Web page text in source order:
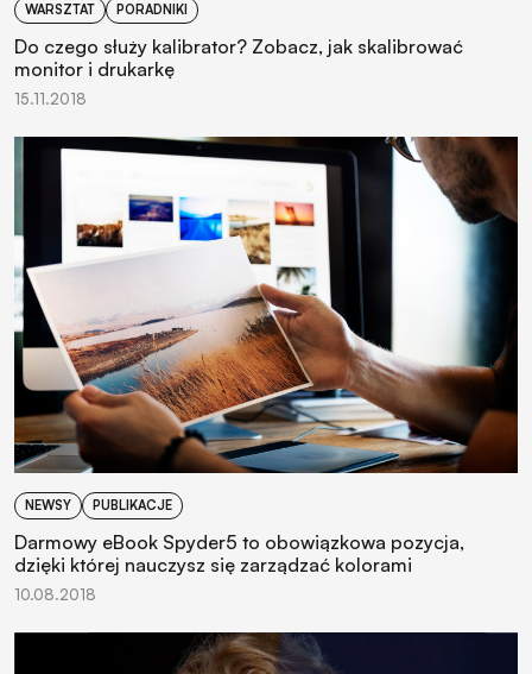
WARSZTAT PORADNIKI
Do czego służy kalibrator? Zobacz, jak skalibrować
monitor i drukarkę
15.11.2018
NEWSY PUBLIKACJE
Darmowy eBook Spyder5 to obowiązkowa pozycja,
dzięki której nauczysz się zarządzać kolorami
10.08.2018